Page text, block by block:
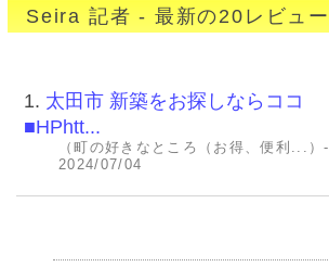
Seira 記者 - 最新の20レビュー
1. 太田市 新築をお探しならココ
■HPhtt...
（町の好きなところ（お得、便利...）-
2024/07/04